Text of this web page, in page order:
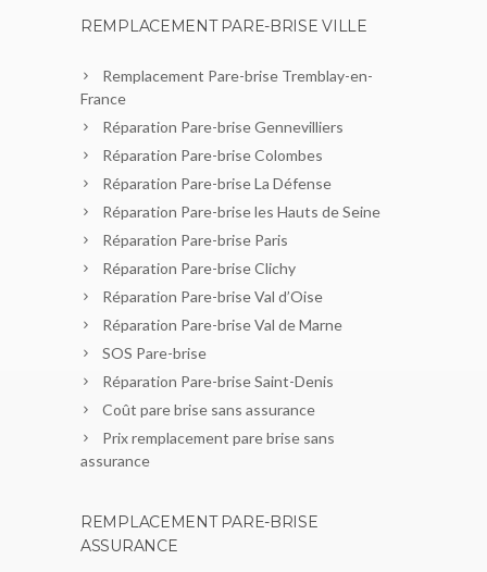
REMPLACEMENT PARE-BRISE VILLE
Remplacement Pare-brise Tremblay-en-
France
Réparation Pare-brise Gennevilliers
Réparation Pare-brise Colombes
Réparation Pare-brise La Défense
Réparation Pare-brise les Hauts de Seine
Réparation Pare-brise Paris
Réparation Pare-brise Clichy
Réparation Pare-brise Val d’Oise
Réparation Pare-brise Val de Marne
SOS Pare-brise
Réparation Pare-brise Saint-Denis
Coût pare brise sans assurance
Prix remplacement pare brise sans
assurance
REMPLACEMENT PARE-BRISE
ASSURANCE